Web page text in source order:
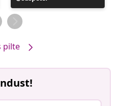
avaldatud
pilte